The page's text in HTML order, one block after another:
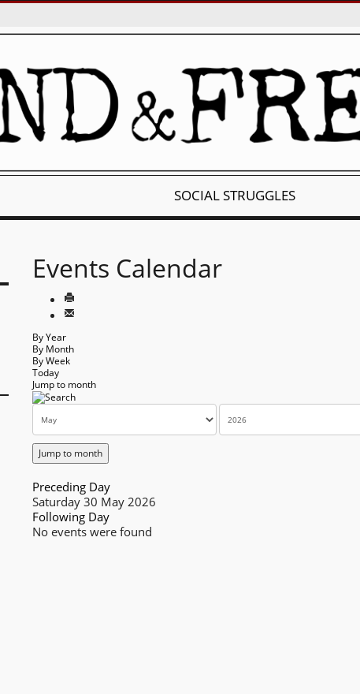
SOCIAL STRUGGLES
Events Calendar
By Year
By Month
By Week
Today
Jump to month
Jump to month
Preceding Day
Saturday 30 May 2026
Following Day
No events were found